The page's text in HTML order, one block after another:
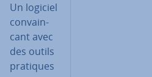
Un logiciel
con­vain­
cant avec
des outils
pratiques